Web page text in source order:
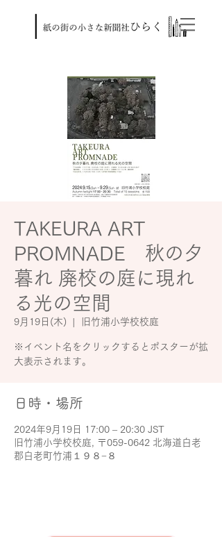
TAKEURA ART
PROMNADE 秋の夕
暮れ 廃校の庭に現れ
る光の空間
9月19日(木) 旧竹浦小学校校庭
※イベント名をクリックするとポスターが拡
大表示されます。
日時・場所
2024年9月19日 17:00 – 20:30 JST
旧竹浦小学校校庭, 〒059-0642 北海道白老
郡白老町竹浦１９８−８